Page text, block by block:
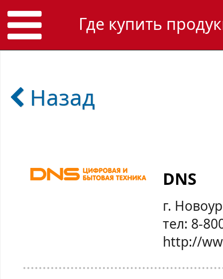
Где купить
Назад
DNS
г.
тел: 8-
http://